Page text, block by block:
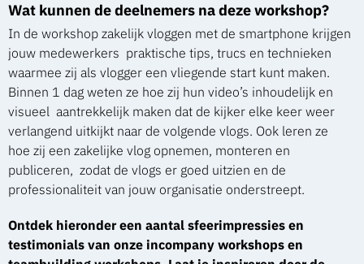
Wat kunnen de deelnemers na deze workshop?
In de workshop zakelijk vloggen met de smartphone krijgen
jouw medewerkers praktische tips, trucs en technieken
waarmee zij als vlogger een vliegende start kunt maken.
Binnen 1 dag weten ze hoe zij hun video’s inhoudelijk en
visueel aantrekkelijk maken dat de kijker elke keer weer
verlangend uitkijkt naar de volgende vlogs. Ook leren ze
hoe zij een zakelijke vlog opnemen, monteren en
publiceren, zodat de vlogs er goed uitzien en de
professionaliteit van jouw organisatie onderstreept.
Ontdek hieronder een aantal sfeerimpressies en
testimonials van onze incompany workshops en